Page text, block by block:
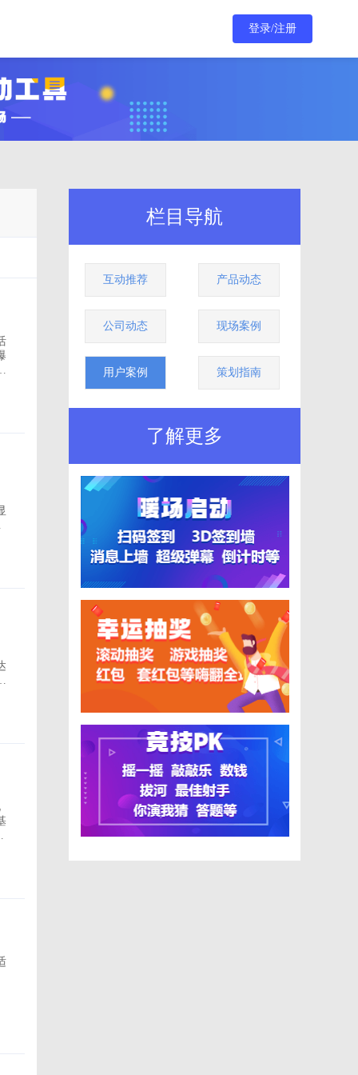
登录/注册
栏目导航
互动推荐 产品动态
公司动态 现场案例
用户案例 策划指南
了解更多